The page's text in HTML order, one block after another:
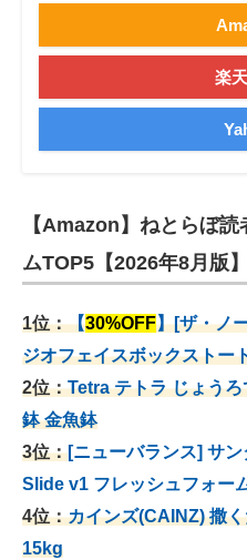
楽
【Amazon】ねとらぼ
ムTOP5【2026年8月版】
1位：【30%OFF】[ザ・ノ
ジオフェイスボックストー
2位：Tetra テトラ じょう
鉢 金魚鉢
3位：[ニューバランス] サ
Slide v1 フレッシュフォー
4位：カインズ(CAINZ) 撒
15kg